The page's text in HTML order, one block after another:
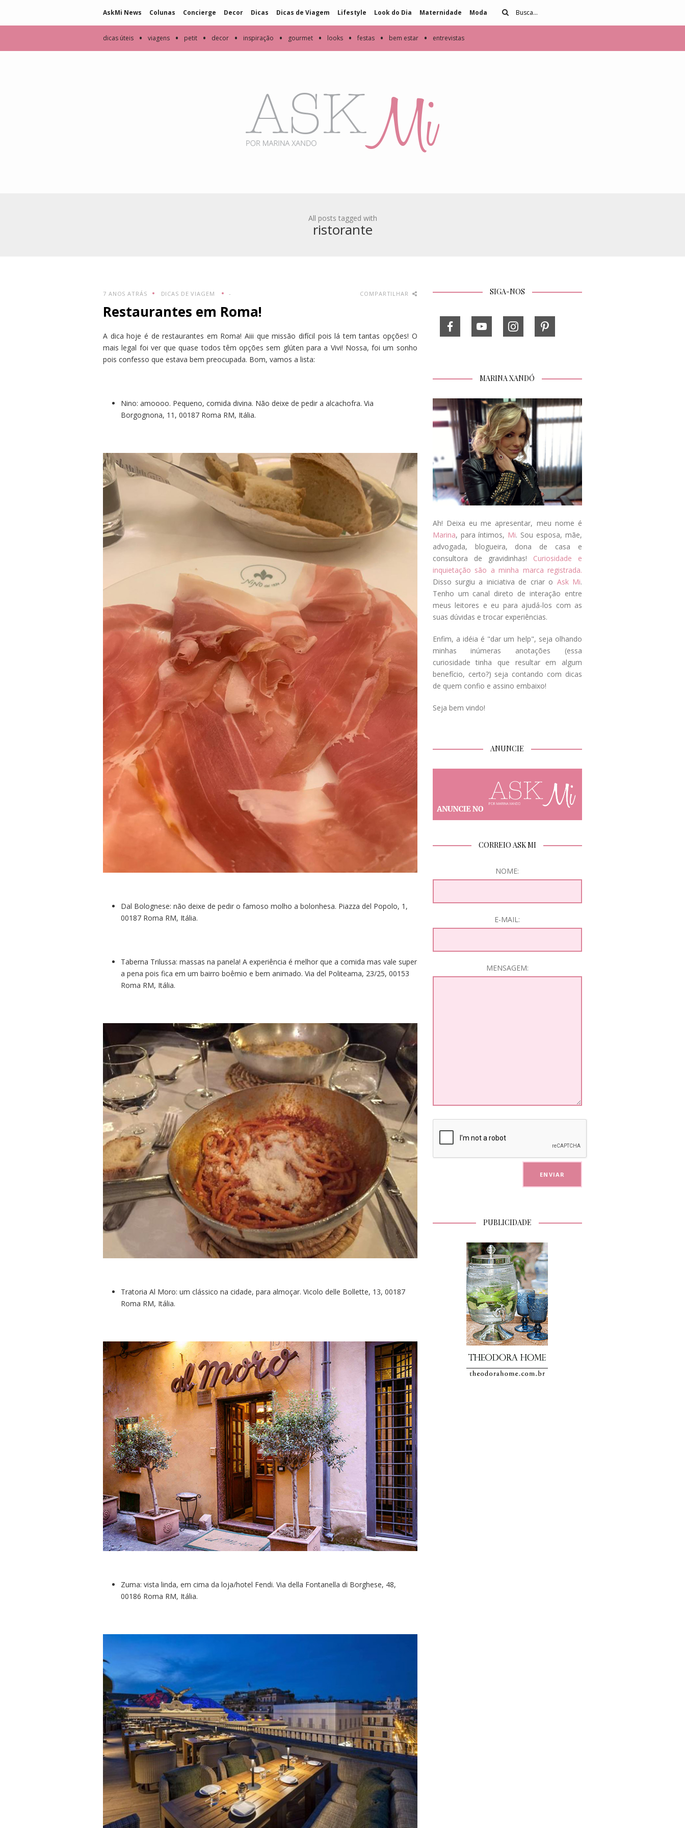
AskMi News Colunas Concierge Decor Dicas Dicas de Viagem Lifestyle Look do Dia Maternidade Moda
dicas úteis • viagens • petit • decor • inspiração • gourmet • looks • festas • bem estar • entrevistas
All posts tagged with
ristorante
7 ANOS ATRÁS DICAS DE VIAGEM - COMPARTILHAR
Restaurantes em Roma!
A dica hoje é de restaurantes em Roma! Aiii que missão difícil pois lá tem tantas opções! O
mais legal foi ver que quase todos têm opções sem glúten para a Vivi! Nossa, foi um sonho
pois confesso que estava bem preocupada. Bom, vamos a lista:
Nino: amoooo. Pequeno, comida divina. Não deixe de pedir a alcachofra. Via
Borgognona, 11, 00187 Roma RM, Itália.
Dal Bolognese: não deixe de pedir o famoso molho a bolonhesa. Piazza del Popolo, 1,
00187 Roma RM, Itália.
Taberna Trilussa: massas na panela! A experiência é melhor que a comida mas vale super
a pena pois fica em um bairro boêmio e bem animado. Via del Politeama, 23/25, 00153
Roma RM, Itália.
Tratoria Al Moro: um clássico na cidade, para almoçar. Vicolo delle Bollette, 13, 00187
Roma RM, Itália.
Zuma: vista linda, em cima da loja/hotel Fendi. Via della Fontanella di Borghese, 48,
00186 Roma RM, Itália.
SIGA-NOS
MARINA XANDÓ
Ah! Deixa eu me apresentar, meu nome é
Marina, para íntimos, Mi. Sou esposa, mãe,
advogada, blogueira, dona de casa e
consultora de gravidinhas! Curiosidade e
inquietação são a minha marca registrada.
Disso surgiu a iniciativa de criar o Ask Mi.
Tenho um canal direto de interação entre
meus leitores e eu para ajudá-los com as
suas dúvidas e trocar experiências.
Enfim, a idéia é "dar um help", seja olhando
minhas inúmeras anotações (essa
curiosidade tinha que resultar em algum
benefício, certo?) seja contando com dicas
de quem confio e assino embaixo!
Seja bem vindo!
ANUNCIE
CORREIO ASK MI
NOME:
E-MAIL:
MENSAGEM:
PUBLICIDADE